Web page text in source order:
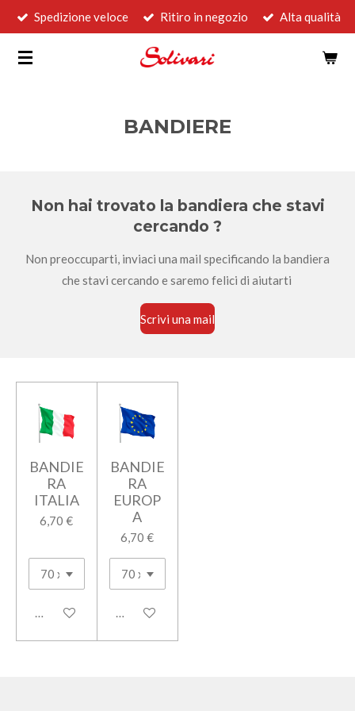
Vai
contenuto
Spedizione veloce Ritiro in negozio Alta qualità
BANDIERE
Non hai trovato la bandiera che stavi
cercando ?
Non preoccuparti, inviaci una mail specificando la bandiera
che stavi cercando e saremo felici di aiutarti
Scrivi una mail
BANDIE
RA
ITALIA
6,70 €
Aggiungi al carrello
BANDIE
RA
EUROP
A
6,70 €
Aggiungi al carrello